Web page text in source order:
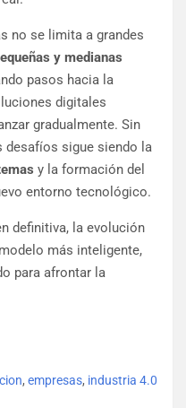
no se limita a grandes
y medianas
pasos hacia la
digitales
gradualmente. Sin
desafíos sigue siendo la
y la formación del
entorno tecnológico.
definitiva, la evolución
más inteligente,
para afrontar la
, empresas, industria 4.0